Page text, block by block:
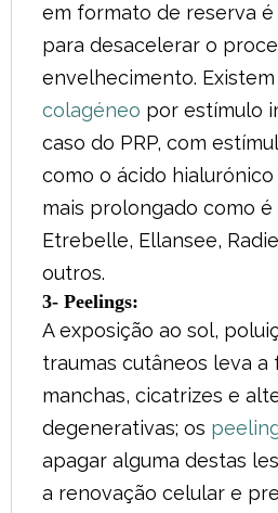
em formato de reserva
para desacelerar o
envelhecimento. Existem
colagéneo por estímulo
caso do PRP, com
como o ácido
mais prolongado como é
Etrebelle, Ellansee,
outros.
3- Peelings:
A exposição ao sol,
traumas cutâneos leva a
manchas, cicatrizes e
degenerativas; os
apagar alguma destas
a renovação celular e